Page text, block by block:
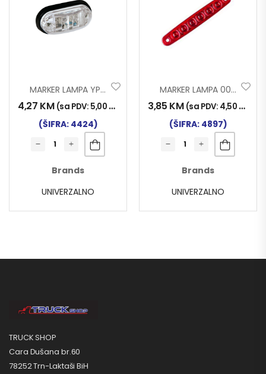
MARKER LAMPA YP-136 LED BIJ.
4,27 KM (sa PDV: 5,00 KM
(ŠIFRA: 4424)
Brands
UNIVERZALNO
MARKER LAMPA 0051 6 LED CRVENA NT
3,85 KM (sa PDV: 4,50 KM
(ŠIFRA: 4897)
Brands
UNIVERZALNO
TRUCK SHOP
Cara Dušana br.60
78252 Trn-Laktaši BiH